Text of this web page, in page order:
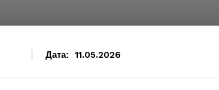
Дата: 11.05.2026